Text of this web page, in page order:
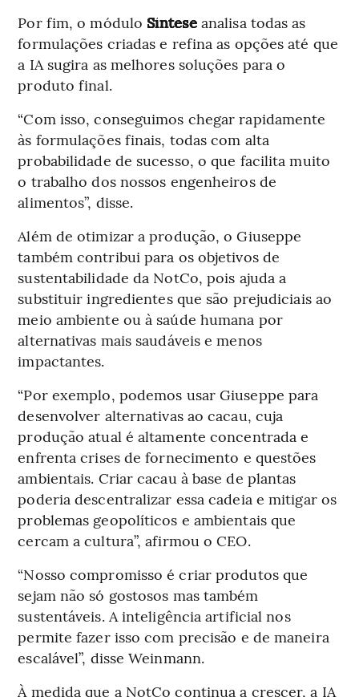
Por fim, o módulo Sínteseanalisa todas as
formulações criadas e refina as opções até que
a IA sugira as melhores soluções para o
produto final.
“Com isso, conseguimos chegar rapidamente
às formulações finais, todas com alta
probabilidade de sucesso, o que facilita muito
o trabalho dos nossos engenheiros de
alimentos”, disse.
Além de otimizar a produção, o Giuseppe
também contribui para os objetivos de
sustentabilidade da NotCo, pois ajuda a
substituir ingredientes que são prejudiciais ao
meio ambiente ou à saúde humana por
alternativas mais saudáveis e menos
impactantes.
“Por exemplo, podemos usar Giuseppe para
desenvolver alternativas ao cacau, cuja
produção atual é altamente concentrada e
enfrenta crises de fornecimento e questões
ambientais. Criar cacau à base de plantas
poderia descentralizar essa cadeia e mitigar os
problemas geopolíticos e ambientais que
cercam a cultura”, afirmou o CEO.
“Nosso compromisso é criar produtos que
sejam não só gostosos mas também
sustentáveis. A inteligência artificial nos
permite fazer isso com precisão e de maneira
escalável”, disse Weinmann.
À medida que a NotCo continua a crescer, a IA